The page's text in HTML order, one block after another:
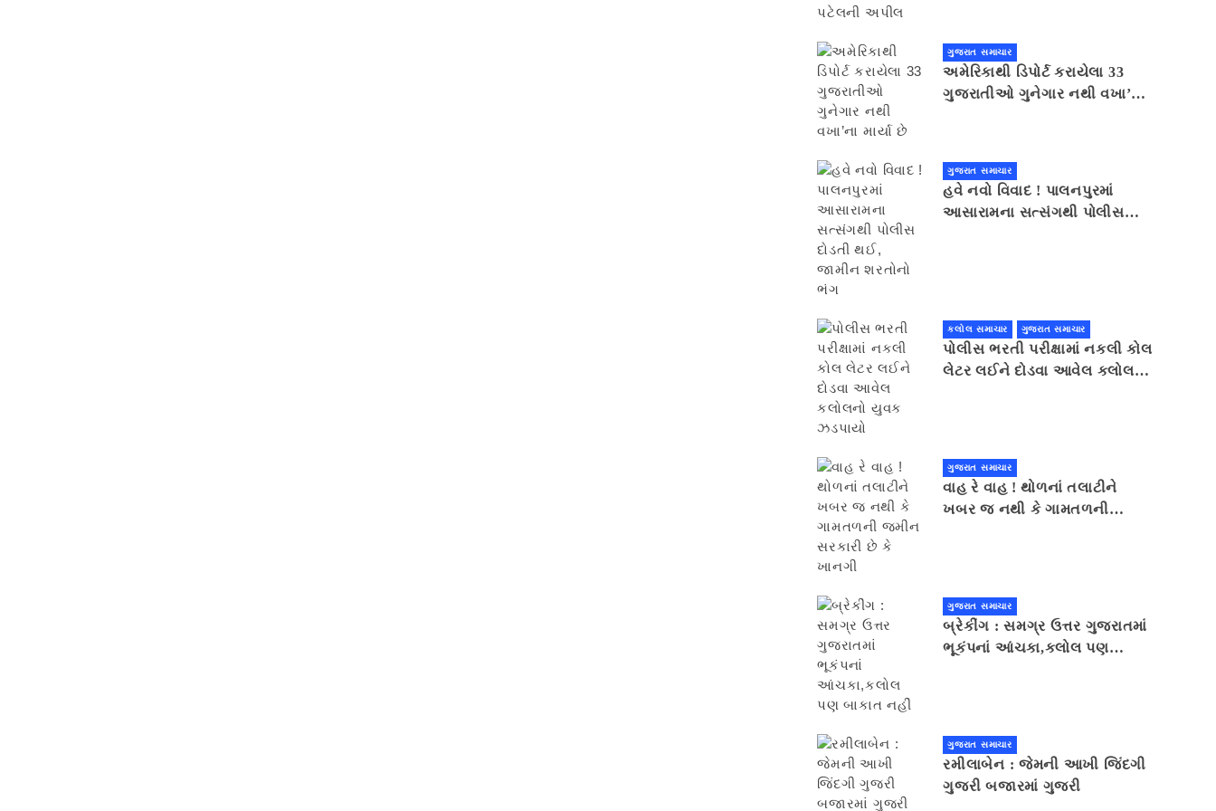
ગુજરાત સમાચાર
અમેરિકાથી ડિપોર્ટ કરાયેલા 33
ગુજરાતીઓ ગુનેગાર નથી વખા’ના
ગુજરાત સમાચાર
હવે નવો વિવાદ ! પાલનપુરમાં
આસારામના સત્સંગથી પોલીસ
કલોલ સમાચાર ગુજરાત સમાચાર
પોલીસ ભરતી પરીક્ષામાં નકલી કોલ
લેટર લઈને દોડવા આવેલ કલોલનો
ગુજરાત સમાચાર
વાહ રે વાહ ! થોળનાં તલાટીને
ખબર જ નથી કે ગામતળની
ગુજરાત સમાચાર
બ્રેકીંગ : સમગ્ર ઉત્તર ગુજરાતમાં
ભૂકંપનાં આંચકા,કલોલ પણ
ગુજરાત સમાચાર
રમીલાબેન : જેમની આખી જિંદગી
ગુજરી બજારમાં ગુજરી